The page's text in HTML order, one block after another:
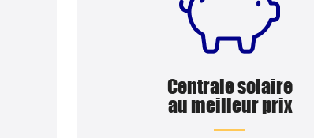
Centrale solaire
au meilleur prix